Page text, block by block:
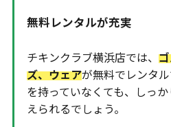
無料レンタルが充実
チキンクラブ横浜店では、
ズ、ウェアが無料でレンタ
を持っていなくても、しっ
えられるでしょう。